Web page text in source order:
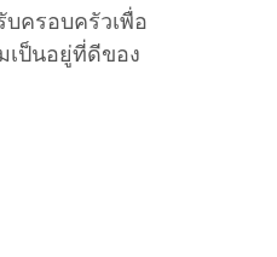
ครอบครัวเพื่อ
ป็นอยู่ที่ดีของ